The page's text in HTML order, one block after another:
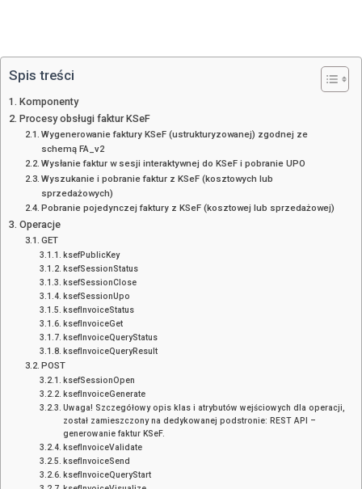
Spis treści
Komponenty
Procesy obsługi faktur KSeF
Wygenerowanie faktury KSeF (ustrukturyzowanej) zgodnej ze
schemą FA_v2
Wysłanie faktur w sesji interaktywnej do KSeF i pobranie UPO
Wyszukanie i pobranie faktur z KSeF (kosztowych lub
sprzedażowych)
Pobranie pojedynczej faktury z KSeF (kosztowej lub sprzedażowej)
Operacje
GET
ksefPublicKey
ksefSessionStatus
ksefSessionClose
ksefSessionUpo
ksefInvoiceStatus
ksefInvoiceGet
ksefInvoiceQueryStatus
ksefInvoiceQueryResult
POST
ksefSessionOpen
ksefInvoiceGenerate
Uwaga! Szczegółowy opis klas i atrybutów wejściowych dla operacji,
został zamieszczony na dedykowanej podstronie: REST API –
generowanie faktur KSeF.
ksefInvoiceValidate
ksefInvoiceSend
ksefInvoiceQueryStart